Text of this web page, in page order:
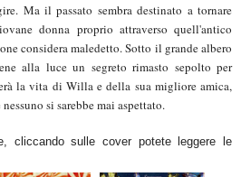
Ma il passato sembra destinato a tornare
donna proprio attraverso quell'antico
considera maledetto. Sotto il grande albero
alla luce un segreto rimasto sepolto per
la vita di Willa e della sua migliore amica,
si sarebbe mai aspettato.
, cliccando sulle cover potete leggere le